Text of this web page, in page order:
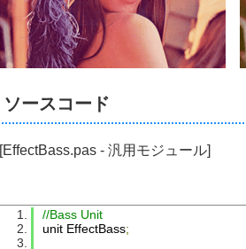
ソースコード
[EffectBass.pas - 汎用モジュール]
//Bass Unit
unit EffectBass;